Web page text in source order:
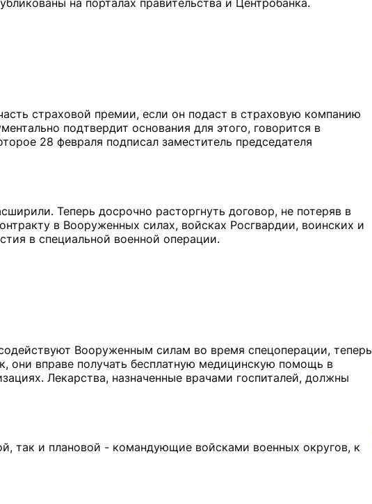
на порталах правительства и Центробанка.
страховой премии, если он подаст в страховую компанию
подтвердит основания для этого, говорится в
28 февраля подписал заместитель председателя
Теперь досрочно расторгнуть договор, не потеряв в
в Вооруженных силах, войсках Росгвардии, воинских и
в специальной военной операции.
Вооруженным силам во время спецоперации, теперь
они вправе получать бесплатную медицинскую помощь в
Лекарства, назначенные врачами госпиталей, должны
так и плановой - командующие войсками военных округов, к